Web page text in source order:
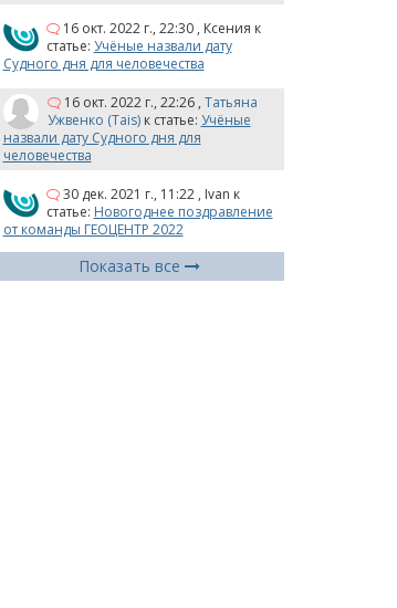
16 окт. 2022 г., 22:30 , Ксения к
статье: Учёные назвали дату
Судного дня для человечества
16 окт. 2022 г., 22:26 , Татьяна
Ужвенко (Tais) к статье: Учёные
назвали дату Судного дня для
человечества
30 дек. 2021 г., 11:22 , Ivan к
статье: Новогоднее поздравление
от команды ГЕОЦЕНТР 2022
Показать все